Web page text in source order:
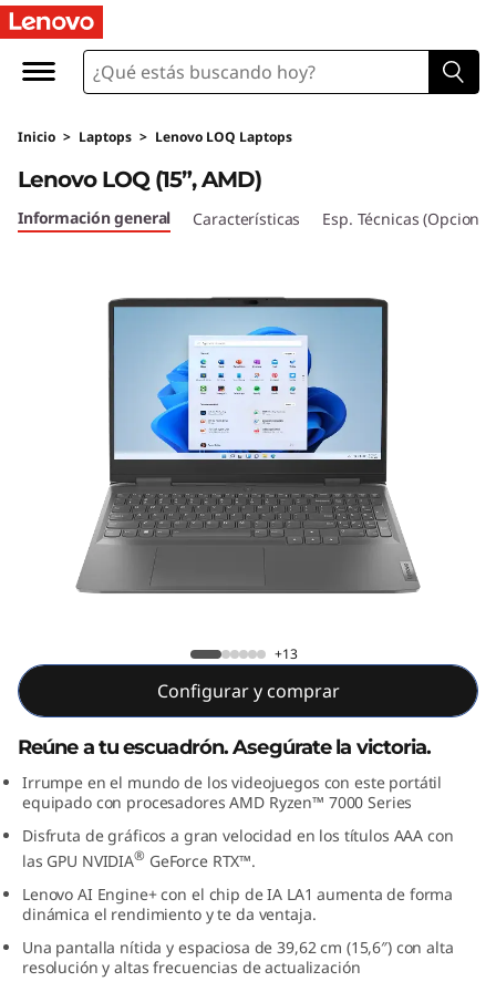
L
n
o
v
8
Inicio > Laptops > Lenovo LOQ Laptops
Lenovo LOQ (15”, AMD)
Lenovo LOQ (15”, AMD)
Información general Características Esp. Técnicas
+13
Configurar y comprar
Reúne a tu escuadrón. Asegúrate la victoria.
Irrumpe en el mundo de los videojuegos con este portátil
equipado con procesadores AMD Ryzen™ 7000 Series
Disfruta de gráficos a gran velocidad en los títulos AAA con
las GPU NVIDIA® GeForce RTX™.
Lenovo AI Engine+ con el chip de IA LA1 aumenta de forma
dinámica el rendimiento y te da ventaja.
Una pantalla nítida y espaciosa de 39,62 cm (15,6″) con alta
resolución y altas frecuencias de actualización